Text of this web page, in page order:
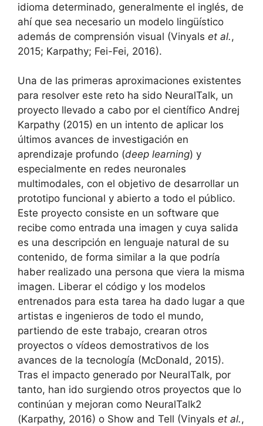
idioma determinado, generalmente el inglés, de
ahí que sea necesario un modelo lingüístico
además de comprensión visual (Vinyals et al.,
2015; Karpathy; Fei-Fei, 2016).
Una de las primeras aproximaciones existentes
para resolver este reto ha sido NeuralTalk, un
proyecto llevado a cabo por el científico Andrej
Karpathy (2015) en un intento de aplicar los
últimos avances de investigación en
aprendizaje profundo (deep learning) y
especialmente en redes neuronales
multimodales, con el objetivo de desarrollar un
prototipo funcional y abierto a todo el público.
Este proyecto consiste en un software que
recibe como entrada una imagen y cuya salida
es una descripción en lenguaje natural de su
contenido, de forma similar a la que podría
haber realizado una persona que viera la misma
imagen. Liberar el código y los modelos
entrenados para esta tarea ha dado lugar a que
artistas e ingenieros de todo el mundo,
partiendo de este trabajo, crearan otros
proyectos o vídeos demostrativos de los
avances de la tecnología (McDonald, 2015).
Tras el impacto generado por NeuralTalk, por
tanto, han ido surgiendo otros proyectos que lo
continúan y mejoran como NeuralTalk2
(Karpathy, 2016) o Show and Tell (Vinyals et al.,